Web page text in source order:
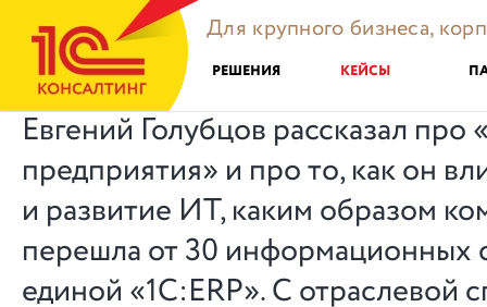
Для крупного бизнеса,
РЕШЕНИЯ КЕЙСЫ
Евгений Голубцов рассказал про
предприятия» и про то, как он
и развитие ИТ, каким образом
перешла от 30 информационных
единой «1С:ERP». С отраслевой